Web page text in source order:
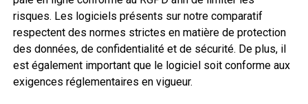
risques. Les logiciels présents sur notre comparatif
respectent des normes strictes en matière de protection
des données, de confidentialité et de sécurité. De plus, il
est également important que le logiciel soit conforme aux
exigences réglementaires en vigueur.